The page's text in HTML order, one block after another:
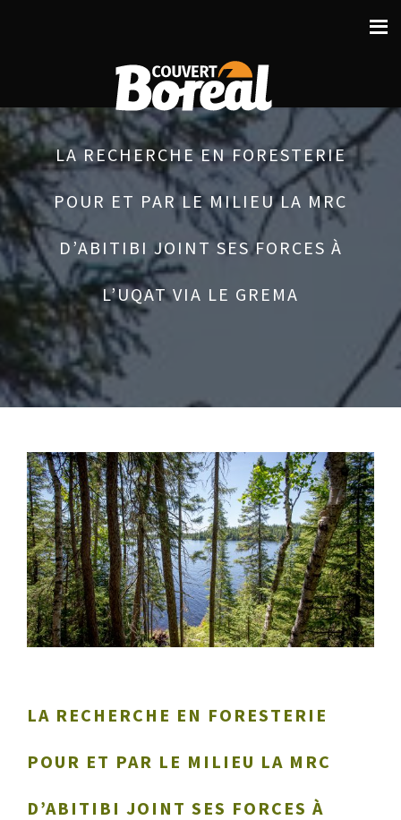
LA RECHERCHE EN FORESTERIE
POUR ET PAR LE MILIEU LA MRC
D’ABITIBI JOINT SES FORCES À
L’UQAT VIA LE GREMA
LA RECHERCHE EN FORESTERIE
POUR ET PAR LE MILIEU LA MRC
D’ABITIBI JOINT SES FORCES À